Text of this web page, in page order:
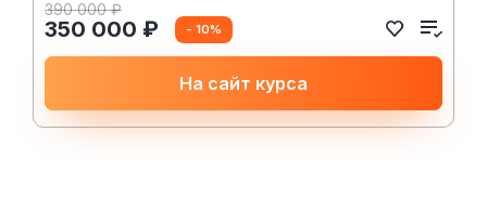
390 000 ₽
350 000 ₽ - 10%
На сайт курса